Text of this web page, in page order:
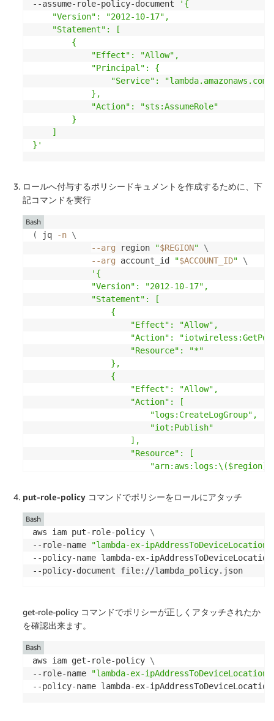
--assume-role-policy-document
'{
    "Version": "2012-10-17",
    "Statement": [
        {
            "Effect": "Allow",
            "Principal": {
                "Service": "lambda.amazonaws.com"
            },
            "Action": "sts:AssumeRole"
        }
    ]
}'
ロールへ付与するポリシードキュメントを作成するために、下
記コマンドを実行
( jq -n \
--arg region "$REGION"
\
--arg account_id "$ACCOUNT_ID"
\
'{
            "Version": "2012-10-17",
            "Statement": [
                {
                    "Effect": "Allow",
"Action":
                    "Resource": "*"
                },
                {
                    "Effect": "Allow",
                    "Action": [
                        "logs:CreateLogGroup",
                        "iot:Publish"
                    ],
                    "Resource": [
                    ]
                },
                {
                    "Effect": "Allow",
                    "Action": [
                        "logs:CreateLogStream",
                        "logs:PutLogEvents"
                }
            ]
        }'
Bash
put-role-policy コマンドでポリシーをロールにアタッチ
aws iam put-role-policy \
--role-name
"lambda-ex-
--policy-name lambda-ex-
Bash
get-role-policy コマンドでポリシーが正しくアタッチされたか
を確認出来ます。
aws iam get-role-policy \
--role-name
"lambda-ex-
--policy-name lambda-ex-
Bash